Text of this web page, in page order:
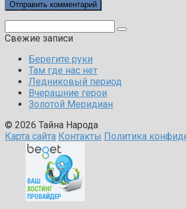
Свежие записи
Берегите руки
Там где нас нет
Ледниковый период
Вчерашние герои
Золотой Меридиан
© 2026 Тайна Народа
Карта сайта Контакты Политика